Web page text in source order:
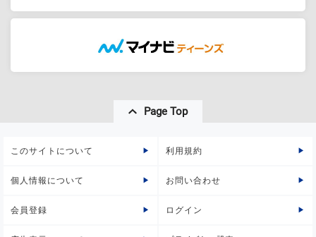
Page Top
このサイトについて 利用規約
個人情報について お問い合わせ
会員登録 ログイン